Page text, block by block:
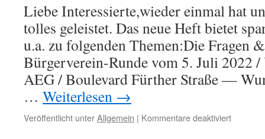
Liebe Interessierte,wieder einmal hat
tolles geleistet. Das neue Heft bietet
u.a. zu folgenden Themen:Die Fragen
Bürgerverein-Runde vom 5. Juli 2022
AEG / Boulevard Fürther Straße —
… Weiterlesen →
Veröffentlicht unterAllgemein | Kommentare deaktiviertfür